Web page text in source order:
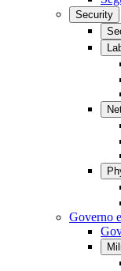
Security
Governo